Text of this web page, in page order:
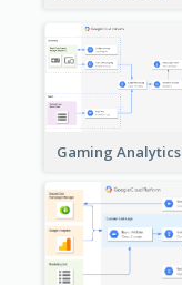
Gaming Analytics